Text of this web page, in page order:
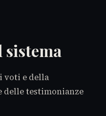
sistema
voti e della
delle testimonianze